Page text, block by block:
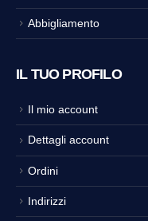
Abbigliamento
IL TUO PROFILO
Il mio account
Dettagli account
Ordini
Indirizzi